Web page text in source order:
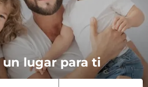
lugar para ti